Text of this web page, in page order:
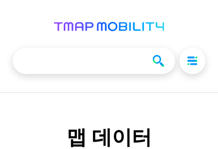
맵 데이터